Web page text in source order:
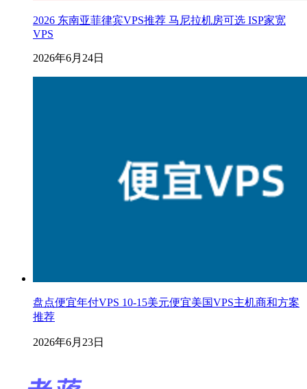
2026 东南亚菲律宾VPS推荐 马尼拉机房可选 ISP家宽
VPS
2026年6月24日
盘点便宜年付VPS 10-15美元便宜美国VPS主机商和方案
推荐
2026年6月23日